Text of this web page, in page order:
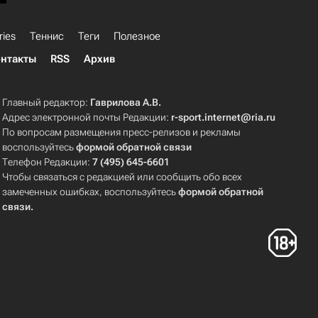
Теннис Теги
Полезное
RSS Архив
Главный редактор: Гаврилова А.В.
Адрес электронной почты Редакции: r-sport.internet@ria.ru
По вопросам размещения пресс-релизов и рекламы
воспользуйтесьформой обратной связи
Телефон Редакции:7 (495) 645-6601
Чтобы связаться с редакцией или сообщить обо всех
замеченных ошибках, воспользуйтесьформой обратной
связи.